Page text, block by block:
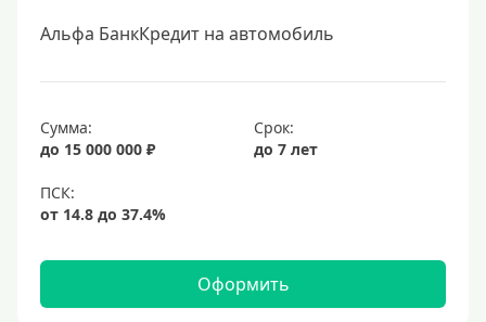
Альфа БанкКредит на автомобиль
Сумма:
до 15 000 000 ₽
Срок:
до 7 лет
Оформить